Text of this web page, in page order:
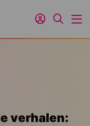
Inloggen
Zoeken
verhalen: